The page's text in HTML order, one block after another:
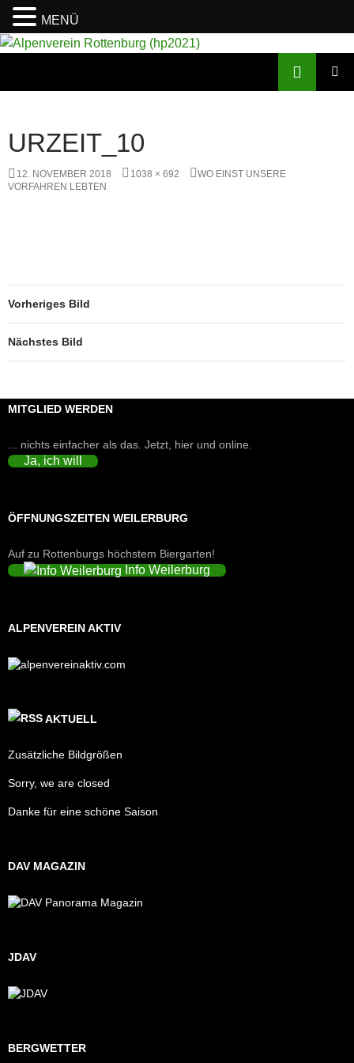
URZEIT_10
12. NOVEMBER 2018 1038 × 692
WO EINST UNSERE
VORFAHREN LEBTEN
Vorheriges Bild
Nächstes Bild
MITGLIED WERDEN
... nichts einfacher als das. Jetzt, hier und online.
Ja, ich will
ÖFFNUNGSZEITEN WEILERBURG
Auf zu Rottenburgs höchstem Biergarten!
Info Weilerburg
ALPENVEREIN AKTIV
AKTUELL
Zusätzliche Bildgrößen
Sorry, we are closed
Danke für eine schöne Saison
DAV MAGAZIN
JDAV
BERGWETTER
MENÜ